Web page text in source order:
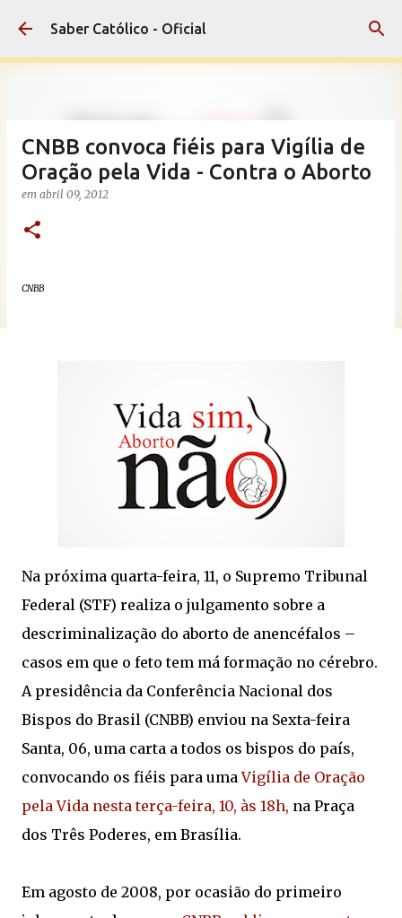
Pular para o conteúdo principal
Saber Católico - Oficial
CNBB convoca fiéis para Vigília de
Oração pela Vida - Contra o Aborto
em abril 09, 2012
CNBB
Na próxima quarta-feira, 11, o Supremo Tribunal
Federal (STF) realiza o julgamento sobre a
descriminalização do aborto de anencéfalos –
casos em que o feto tem má formação no cérebro.
A presidência da Conferência Nacional dos
Bispos do Brasil (CNBB) enviou na Sexta-feira
Santa, 06, uma carta a todos os bispos do país,
convocando os fiéis para umaVigília de Oração
pela Vida nesta terça-feira, 10, às 18h, na Praça
dos Três Poderes, em Brasília.
Em agosto de 2008, por ocasião do primeiro